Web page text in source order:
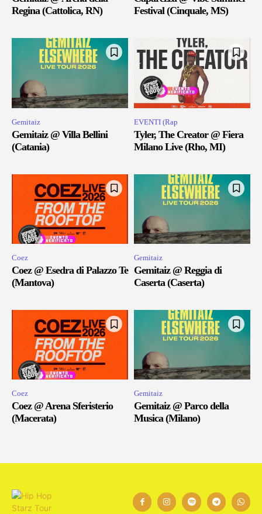
Regina (Cattolica, RN)
Festival (Cinquale, MS)
Gemitaiz
Gemitaiz @ Villa Bellini
(Catania)
EVENTI (Rap
Tyler, The Creator @ Fiera
Milano Live (Rho, MI)
Coez
Coez @ Esedra di Palazzo Te
(Mantova)
Gemitaiz
Gemitaiz @ Reggia di
Caserta (Caserta)
Coez
Coez @ Arena Sferisterio
(Macerata)
Gemitaiz
Gemitaiz @ Parco della
Musica (Milano)